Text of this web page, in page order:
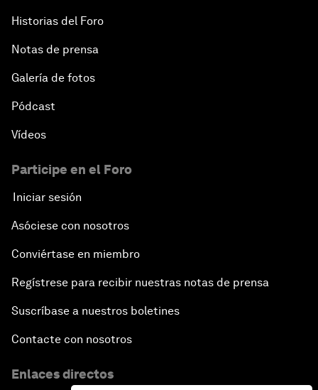
Historias del Foro
Notas de prensa
Galería de fotos
Pódcast
Vídeos
Participe en el Foro
Iniciar sesión
Asóciese con nosotros
Conviértase en miembro
Regístrese para recibir nuestras notas de prensa
Suscríbase a nuestros boletines
Contacte con nosotros
Enlaces directos